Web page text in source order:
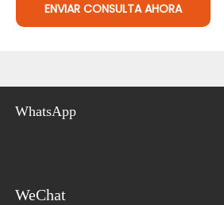
ENVIAR CONSULTA AHORA
WhatsApp
WeChat